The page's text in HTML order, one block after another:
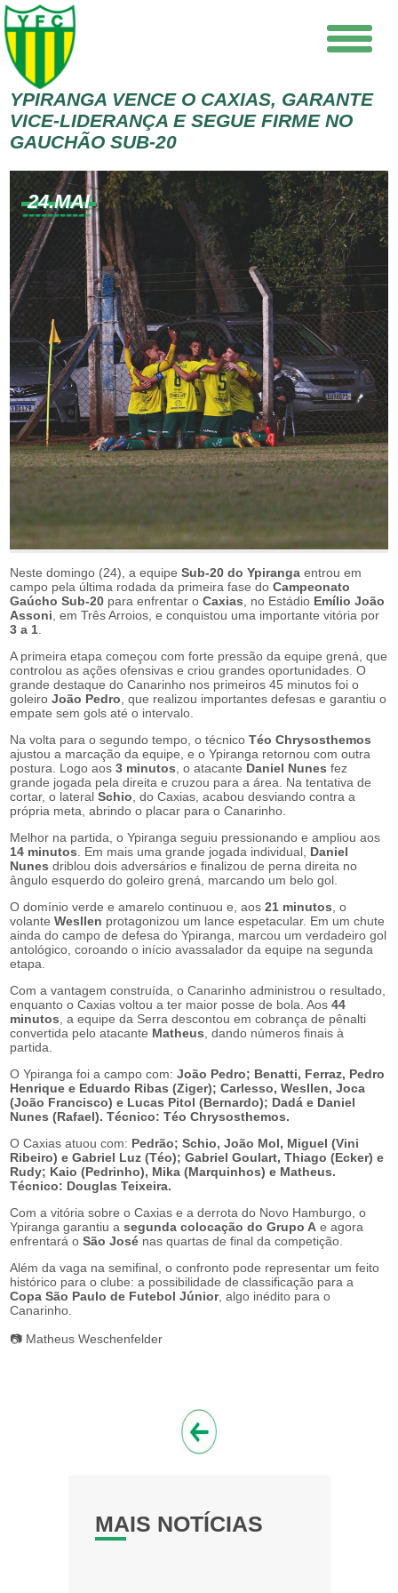
YPIRANGA VENCE O CAXIAS, GARANTE
VICE-LIDERANÇA E SEGUE FIRME NO
GAUCHÃO SUB-20
24.MAI
Neste domingo (24), a equipeSub-20 do Ypiranga entrou em
campo pela última rodada da primeira fase doCampeonato
Gaúcho Sub-20 para enfrentar oCaxias , no Estádio Emílio João
Assoni , em Três Arroios, e conquistou uma importante vitória por
3 a 1
A primeira etapa começou com forte pressão da equipe grená, que
controlou as ações ofensivas e criou grandes oportunidades. O
grande destaque do Canarinho nos primeiros 45 minutos foi o
goleiroJoão Pedro , que realizou importantes defesas e garantiu o
empate sem gols até o intervalo.
Na volta para o segundo tempo, o técnicoTéo Chrysosthemos
ajustou a marcação da equipe, e o Ypiranga retornou com outra
postura. Logo aos3 minutos , o atacante Daniel Nunes fez
grande jogada pela direita e cruzou para a área. Na tentativa de
cortar, o lateralSchio , do Caxias, acabou desviando contra a
própria meta, abrindo o placar para o Canarinho.
Melhor na partida, o Ypiranga seguiu pressionando e ampliou aos
14 minutos . Em mais uma grande jogada individual, Daniel
Nunes driblou dois adversários e finalizou de perna direita no
ângulo esquerdo do goleiro grená, marcando um belo gol.
O domínio verde e amarelo continuou e, aos21 minutos , o
volanteWesllen protagonizou um lance espetacular. Em um chute
ainda do campo de defesa do Ypiranga, marcou um verdadeiro gol
antológico, coroando o início avassalador da equipe na segunda
etapa.
Com a vantagem construída, o Canarinho administrou o resultado,
enquanto o Caxias voltou a ter maior posse de bola. Aos44
minutos , a equipe da Serra descontou em cobrança de pênalti
convertida pelo atacante Matheus , dando números finais à
partida.
O Ypiranga foi a campo com:João Pedro; Benatti, Ferraz, Pedro
Henrique e Eduardo Ribas (Ziger); Carlesso, Wesllen, Joca
(João Francisco) e Lucas Pitol (Bernardo); Dadá e Daniel
Nunes (Rafael). Técnico: Téo Chrysosthemos.
O Caxias atuou com: Pedrão; Schio, João Mol, Miguel (Vini
Ribeiro) e Gabriel Luz (Téo); Gabriel Goulart, Thiago (Ecker) e
Rudy; Kaio (Pedrinho), Mika (Marquinhos) e Matheus.
Técnico: Douglas Teixeira.
Com a vitória sobre o Caxias e a derrota do Novo Hamburgo, o
Ypiranga garantiu asegunda colocação do Grupo A e agora
enfrentará oSão José nas quartas de final da competição.
Além da vaga na semifinal, o confronto pode representar um feito
histórico para o clube: a possibilidade de classificação para a
Copa São Paulo de Futebol Júnior, algo inédito para o
Canarinho.
📷 Matheus Weschenfelder
MAIS NOTÍCIAS